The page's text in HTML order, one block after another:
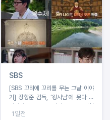
SBS
[SBS 꼬리에 꼬리를 무는 그날 이야
기] 장항준 감독, ‘왕사남’에 못다 한
률 ‘교양, 예능’ 동시간대 1위!
1일전